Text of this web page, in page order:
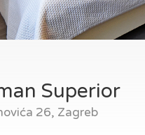
Superior
26, Zagreb